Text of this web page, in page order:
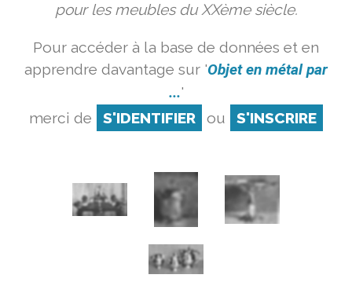
pour les meubles du XXème siècle.
Pour accéder à la base de données et en
apprendre davantage sur 'Objet en métal par
...'
merci de
S'IDENTIFIER ou S'INSCRIRE